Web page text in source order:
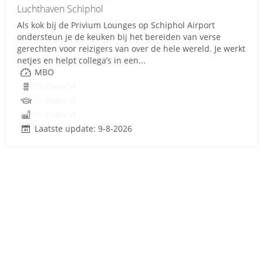
Luchthaven Schiphol
Als kok bij de Privium Lounges op Schiphol Airport
ondersteun je de keuken bij het bereiden van verse
gerechten voor reizigers van over de hele wereld. Je werkt
netjes en helpt collega’s in een...
MBO
Laatste update: 9-8-2026